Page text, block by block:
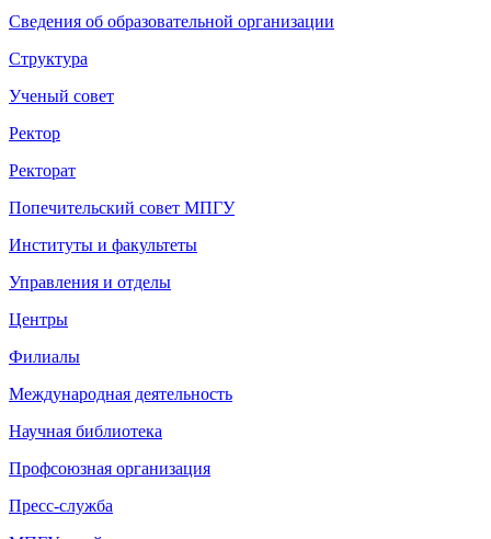
Сведения об образовательной организации
Структура
Ученый совет
Ректор
Ректорат
Попечительский совет МПГУ
Институты и факультеты
Управления и отделы
Центры
Филиалы
Международная деятельность
Научная библиотека
Профсоюзная организация
Пресс-служба